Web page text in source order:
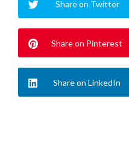
Share on Twitter
Share on Pinterest
Share on LinkedIn